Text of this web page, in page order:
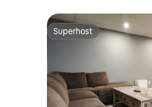
Superhost
Superhost